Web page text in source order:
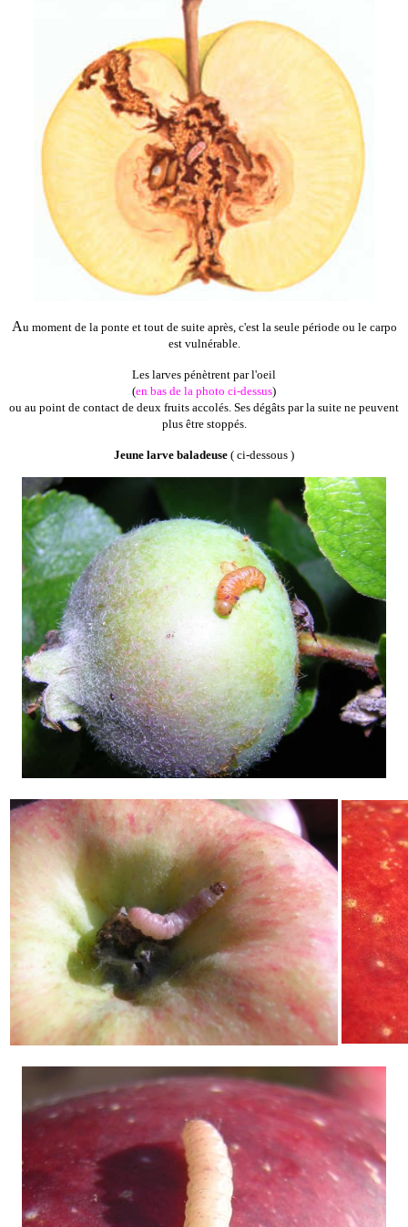
Au moment de la ponte et tout de suite après, c'est la seule période ou le carpo
est vulnérable.
Les larves pénètrent par l'oeil
(en bas de la photo ci-dessus)
ou au point de contact de deux fruits accolés. Ses dégâts par la suite ne peuvent
plus être stoppés.
Jeune larve baladeuse ( ci-dessous )